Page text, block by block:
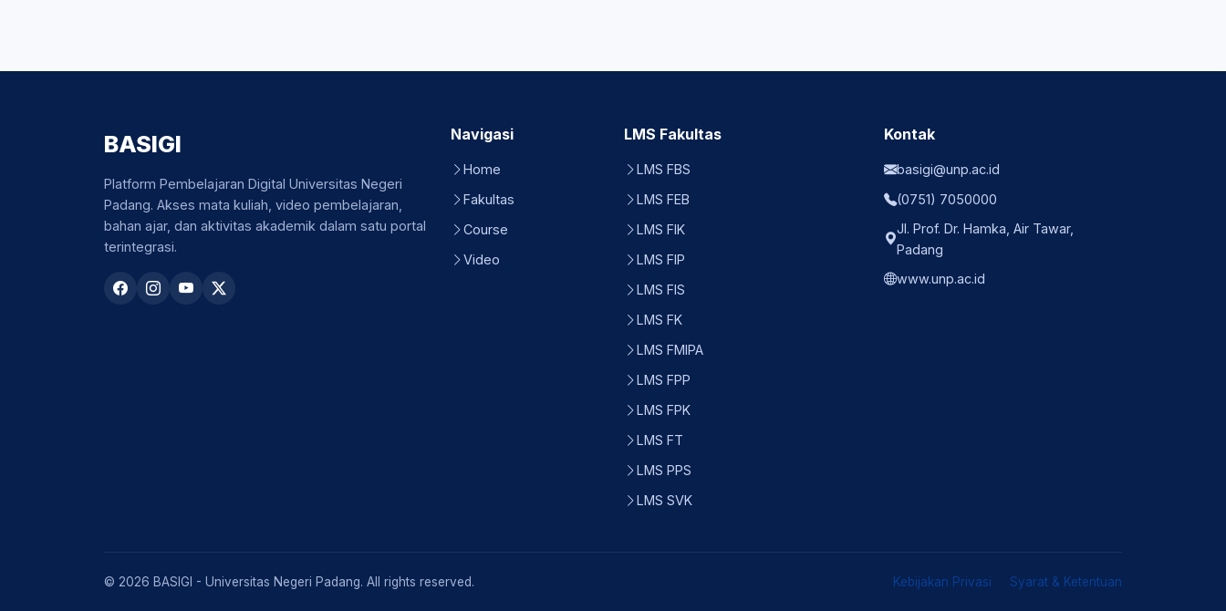
BASIGI
Platform Pembelajaran Digital Universitas Negeri
Padang. Akses mata kuliah, video pembelajaran,
bahan ajar, dan aktivitas akademik dalam satu portal
terintegrasi.
Navigasi
Home
Fakultas
Course
Video
LMS Fakultas
LMS FBS
LMS FEB
LMS FIK
LMS FIP
LMS FIS
LMS FK
LMS FMIPA
LMS FPP
LMS FPK
LMS FT
LMS PPS
LMS SVK
Kontak
basigi@unp.ac.id
(0751) 7050000
Jl. Prof. Dr. Hamka, Air Tawar,
Padang
www.unp.ac.id
© 2026 BASIGI - Universitas Negeri Padang. All rights reserved. Kebijakan Privasi Syarat & Ketentuan